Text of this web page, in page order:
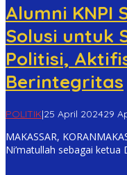
Alumni KNPI
Solusi untuk
Politisi,
Berintegritas
POLITIK|25 April 202429
MAKASSAR,
Ni’matullah sebagai ketua